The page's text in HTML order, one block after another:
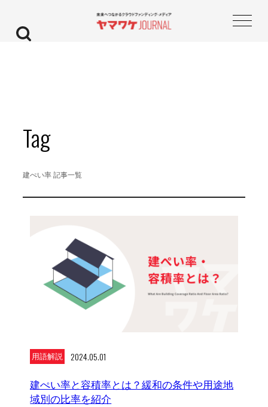
Tag
建ぺい率 記事一覧
用語解説 2024.05.01
建ぺい率と容積率とは？緩和の条件や用途地
域別の比率を紹介